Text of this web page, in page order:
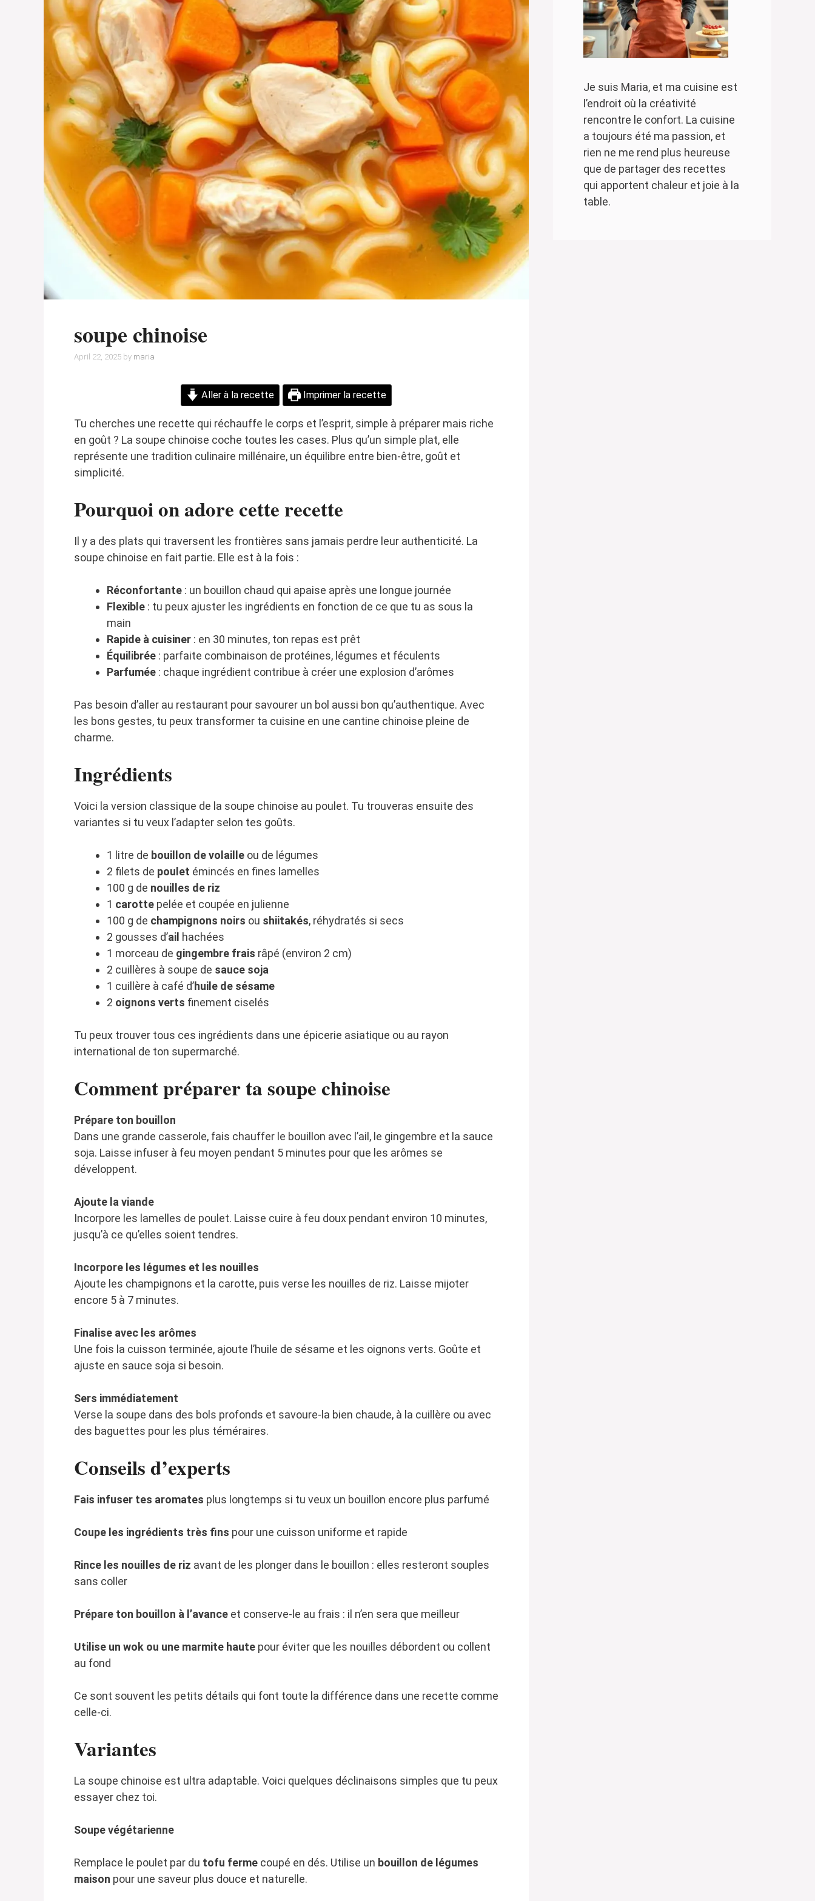
soupe chinoise
April 22, 2025 by maria
Aller à la recette Imprimer la recette
Tu cherches une recette qui réchauffe le corps et l’esprit, simple à préparer mais riche
en goût ? La soupe chinoise coche toutes les cases. Plus qu’un simple plat, elle
représente une tradition culinaire millénaire, un équilibre entre bien-être, goût et
simplicité.
Pourquoi on adore cette recette
Il y a des plats qui traversent les frontières sans jamais perdre leur authenticité. La
soupe chinoise en fait partie. Elle est à la fois :
Réconfortante : un bouillon chaud qui apaise après une longue journée
Flexible : tu peux ajuster les ingrédients en fonction de ce que tu as sous la
main
Rapide à cuisiner : en 30 minutes, ton repas est prêt
Équilibrée : parfaite combinaison de protéines, légumes et féculents
Parfumée : chaque ingrédient contribue à créer une explosion d’arômes
Pas besoin d’aller au restaurant pour savourer un bol aussi bon qu’authentique. Avec
les bons gestes, tu peux transformer ta cuisine en une cantine chinoise pleine de
charme.
Ingrédients
Voici la version classique de la soupe chinoise au poulet. Tu trouveras ensuite des
variantes si tu veux l’adapter selon tes goûts.
1 litre de bouillon de volaille ou de légumes
2 filets de poulet émincés en fines lamelles
100 g de nouilles de riz
1 carotte pelée et coupée en julienne
100 g de champignons noirs ou shiitakés, réhydratés si secs
2 gousses d’ail hachées
1 morceau de gingembre frais râpé (environ 2 cm)
2 cuillères à soupe de sauce soja
1 cuillère à café d’huile de sésame
2 oignons verts finement ciselés
Tu peux trouver tous ces ingrédients dans une épicerie asiatique ou au rayon
international de ton supermarché.
Comment préparer ta soupe chinoise
Prépare ton bouillon
Dans une grande casserole, fais chauffer le bouillon avec l’ail, le gingembre et la sauce
soja. Laisse infuser à feu moyen pendant 5 minutes pour que les arômes se
développent.
Ajoute la viande
Incorpore les lamelles de poulet. Laisse cuire à feu doux pendant environ 10 minutes,
jusqu’à ce qu’elles soient tendres.
Incorpore les légumes et les nouilles
Ajoute les champignons et la carotte, puis verse les nouilles de riz. Laisse mijoter
encore 5 à 7 minutes.
Finalise avec les arômes
Une fois la cuisson terminée, ajoute l’huile de sésame et les oignons verts. Goûte et
ajuste en sauce soja si besoin.
Sers immédiatement
Verse la soupe dans des bols profonds et savoure-la bien chaude, à la cuillère ou avec
des baguettes pour les plus téméraires.
Conseils d’experts
Fais infuser tes aromates plus longtemps si tu veux un bouillon encore plus parfumé
Coupe les ingrédients très fins pour une cuisson uniforme et rapide
Rince les nouilles de riz avant de les plonger dans le bouillon : elles resteront souples
sans coller
Prépare ton bouillon à l’avance et conserve-le au frais : il n’en sera que meilleur
Utilise un wok ou une marmite haute pour éviter que les nouilles débordent ou collent
au fond
Ce sont souvent les petits détails qui font toute la différence dans une recette comme
celle-ci.
Variantes
La soupe chinoise est ultra adaptable. Voici quelques déclinaisons simples que tu peux
essayer chez toi.
Soupe végétarienne
Remplace le poulet par du tofu ferme coupé en dés. Utilise un bouillon de légumes
maison pour une saveur plus douce et naturelle.
Je suis Maria, et ma cuisine est
l’endroit où la créativité
rencontre le confort. La cuisine
a toujours été ma passion, et
rien ne me rend plus heureuse
que de partager des recettes
qui apportent chaleur et joie à la
table.